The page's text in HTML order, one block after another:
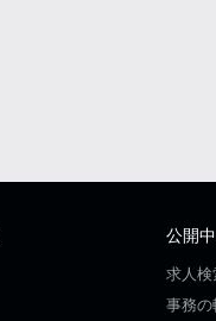
公開
求人検
事務の